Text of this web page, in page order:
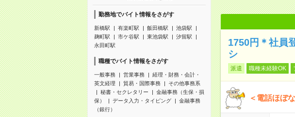
勤務地でバイト情報をさがす
新橋駅 有楽町駅 飯田橋駅
池袋駅
麹町駅
市ケ谷駅 東池袋駅
汐留駅
永田町駅
職種でバイト情報をさがす
一般事務 営業事務
経理・財務・会計・
英文経理
貿易・国際事務
その他事務系
秘書・セクレタリー
金融事務（生保・損
保）
データ入力・タイピング
金融事務
（銀行）
1750円＊社員
シ
派遣 職種未経験OK
＜電話ほぼ